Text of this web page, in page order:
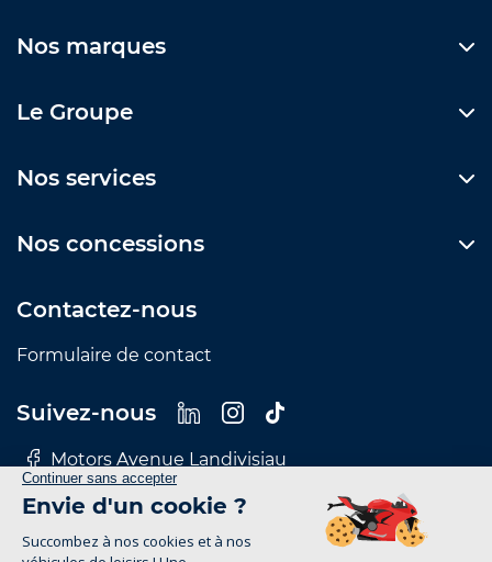
Nos marques
Le Groupe
Nos services
Nos concessions
Contactez-nous
Formulaire de contact
Suivez-nous
Motors Avenue Landivisiau
Motors Avenue Le Mans